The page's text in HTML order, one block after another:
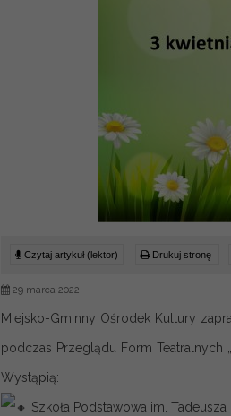
Czytaj artykuł (lektor) Drukuj stronę
29 marca 2022
Miejsko-Gminny Ośrodek Kultury
podczas Przeglądu Form Teatralnych
Wystąpią:
Szkoła Podstawowa im.